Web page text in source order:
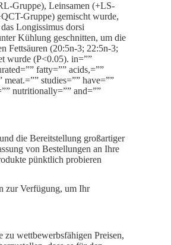
Gruppe), Leinsamen (+LS-
Gruppe) gemischt wurde,
Longissimus dorsi
Kühlung geschnitten, um die
Fettsäuren (20:5n-3; 22:5n-3;
wurde (P<0.05). in=””
fatty=”” acids,=””
studies=”” have=””
nutritionally=”” and=””
die Bereitstellung großartiger
von Bestellungen an Ihre
pünktlich probieren
zur Verfügung, um Ihr
wettbewerbsfähigen Preisen,